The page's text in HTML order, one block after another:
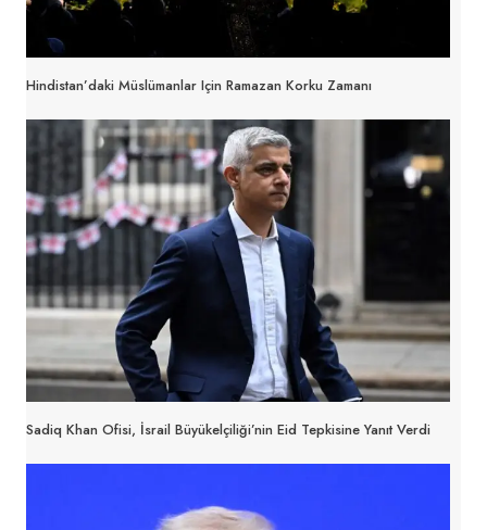
Hindistan’daki Müslümanlar Için Ramazan Korku Zamanı
Sadiq Khan Ofisi, İsrail Büyükelçiliği’nin Eid Tepkisine Yanıt Verdi